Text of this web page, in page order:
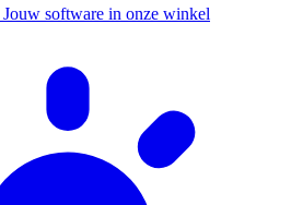
Jouw software in onze winkel